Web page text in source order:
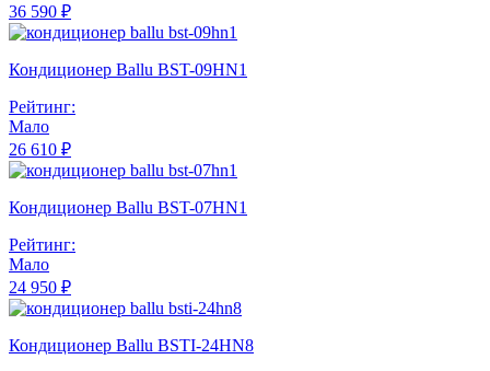
36 590 ₽
Кондиционер Ballu BST-09HN1
Рейтинг:
Мало
26 610 ₽
Кондиционер Ballu BST-07HN1
Рейтинг:
Мало
24 950 ₽
Кондиционер Ballu BSTI-24HN8